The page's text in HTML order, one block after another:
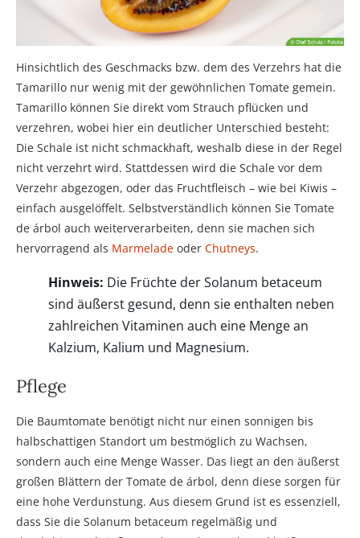
Hinsichtlich des Geschmacks bzw. dem des Verzehrs hat die
Tamarillo nur wenig mit der gewöhnlichen Tomate gemein.
Tamarillo können Sie direkt vom Strauch pflücken und
verzehren, wobei hier ein deutlicher Unterschied besteht:
Die Schale ist nicht schmackhaft, weshalb diese in der Regel
nicht verzehrt wird. Stattdessen wird die Schale vor dem
Verzehr abgezogen, oder das Fruchtfleisch – wie bei Kiwis –
einfach ausgelöffelt. Selbstverständlich können Sie Tomate
de árbol auch weiterverarbeiten, denn sie machen sich
hervorragend als Marmelade oder Chutneys.
Hinweis: Die Früchte der Solanum betaceum
sind äußerst gesund, denn sie enthalten neben
zahlreichen Vitaminen auch eine Menge an
Kalzium, Kalium und Magnesium.
Pflege
Die Baumtomate benötigt nicht nur einen sonnigen bis
halbschattigen Standort um bestmöglich zu Wachsen,
sondern auch eine Menge Wasser. Das liegt an den äußerst
großen Blättern der Tomate de árbol, denn diese sorgen für
eine hohe Verdunstung. Aus diesem Grund ist es essenziell,
dass Sie die Solanum betaceum regelmäßig und